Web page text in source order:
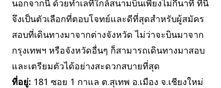
นอกจากนี้ ด้วยทำเลที่ใกล้สนามบินเพียงไม่กี่นาที ที่นี่
จึงเป็นตัวเลือกที่ตอบโจทย์และดีที่สุดสำหรับผู้สมัคร
สอบที่เดินทางมาจากต่างจังหวัด ไม่ว่าจะบินมาจาก
กรุงเทพฯ หรือจังหวัดอื่นๆ ก็สามารถเดินทางมาสอบ
และเตรียมตัวได้อย่างสะดวกสบายที่สุด
ที่อยู่: 181 ซอย 1 กาแล ต.สุเทพ อ.เมือง จ.เชียงใหม่